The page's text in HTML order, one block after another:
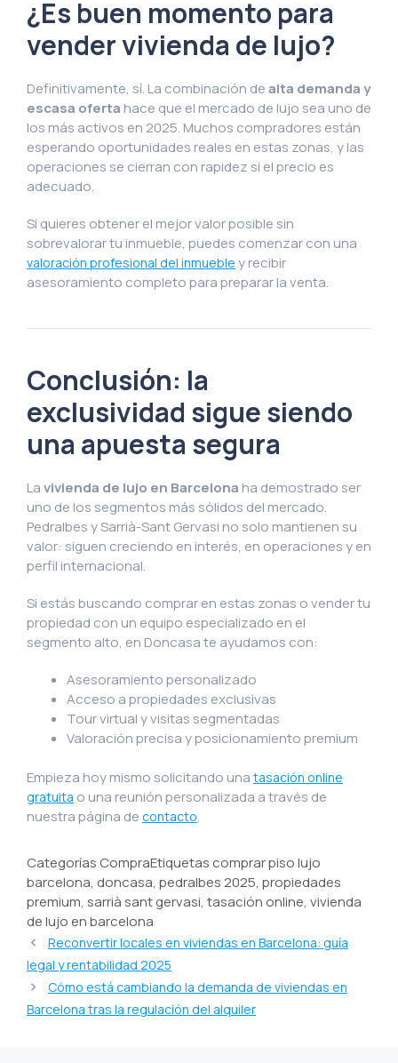
¿Es buen momento para
vender vivienda de lujo?
Definitivamente, sí. La combinación dealta demanda y
escasa oferta hace que el mercado de lujo sea uno de
los más activos en 2025. Muchos compradores están
esperando oportunidades reales en estas zonas, y las
operaciones se cierran con rapidez si el precio es
adecuado.
Si quieres obtener el mejor valor posible sin
sobrevalorar tu inmueble, puedes comenzar con una
valoración profesional del inmueble y recibir
asesoramiento completo para preparar la venta.
Conclusión: la
exclusividad sigue siendo
una apuesta segura
Lavivienda de lujo en Barcelona ha demostrado ser
uno de los segmentos más sólidos del mercado.
Pedralbes y Sarrià-Sant Gervasi no solo mantienen su
valor: siguen creciendo en interés, en operaciones y en
perfil internacional.
Si estás buscando comprar en estas zonas o vender tu
propiedad con un equipo especializado en el
segmento alto, en Doncasa te ayudamos con:
Asesoramiento personalizado
Acceso a propiedades exclusivas
Tour virtual y visitas segmentadas
Valoración precisa y posicionamiento premium
Empieza hoy mismo solicitando una tasación online
gratuita o una reunión personalizada a través de
nuestra página de contacto.
Categorías CompraEtiquetas comprar piso lujo
barcelona, doncasa, pedralbes 2025, propiedades
premium, sarrià sant gervasi, tasación online, vivienda
de lujo en barcelona
Reconvertir locales en viviendas en Barcelona: guía
legal y rentabilidad 2025
Cómo está cambiando la demanda de viviendas en
Barcelona tras la regulación del alquiler